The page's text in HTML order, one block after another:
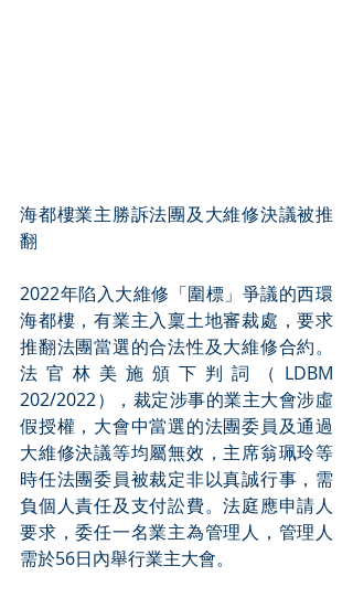
海都樓業主勝訴法團及大維修決議被推
翻
2022年陷入大維修「圍標」爭議的西環
海都樓，有業主入稟土地審裁處，要求
推翻法團當選的合法性及大維修合約。
法官林美施頒下判詞（LDBM
202/2022），裁定涉事的業主大會涉虛
假授權，大會中當選的法團委員及通過
大維修決議等均屬無效，主席翁珮玲等
時任法團委員被裁定非以真誠行事，需
負個人責任及支付訟費。法庭應申請人
要求，委任一名業主為管理人，管理人
需於56日內舉行業主大會。